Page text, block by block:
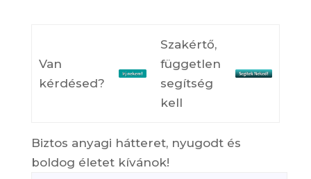
Van
kérdésed?
Szakértő,
független
segítség
kell
Biztos anyagi hátteret, nyugodt és
boldog életet kívánok!